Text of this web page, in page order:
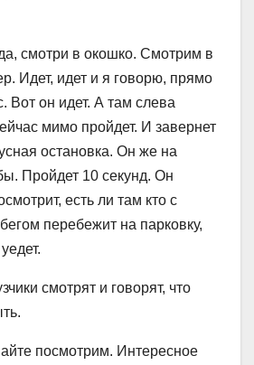
смотри в окошко. Смотрим в
Идет, идет и я говорю, прямо
Вот он идет. А там слева
мимо пройдет. И завернет
остановка. Он же на
Пройдет 10 секунд. Он
есть ли там кто с
перебежит на парковку,
смотрят и говорят, что
посмотрим. Интересное